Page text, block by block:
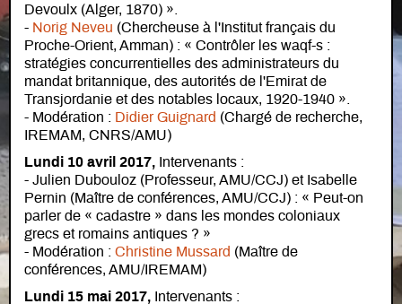
Devoulx (Alger, 1870) ».
- Norig Neveu (Chercheuse à l'Institut français du
Proche-Orient, Amman) : « Contrôler les waqf-s :
stratégies concurrentielles des administrateurs du
mandat britannique, des autorités de l'Emirat de
Transjordanie et des notables locaux, 1920-1940 ».
- Modération : Didier Guignard (Chargé de recherche,
IREMAM, CNRS/AMU)
Lundi 10 avril 2017, Intervenants :
- Julien Dubouloz (Professeur, AMU/CCJ) et Isabelle
Pernin (Maître de conférences, AMU/CCJ) : « Peut-on
parler de « cadastre » dans les mondes coloniaux
grecs et romains antiques ? »
- Modération : Christine Mussard (Maître de
conférences, AMU/IREMAM)
Lundi 15 mai 2017, Intervenants :